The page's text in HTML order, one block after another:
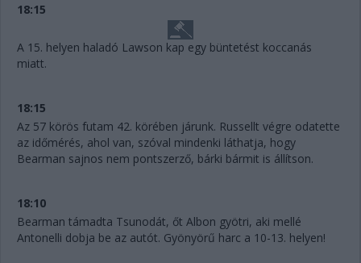
18:15
A 15. helyen haladó Lawson kap egy büntetést koccanás
miatt.
18:15
Az 57 körös futam 42. körében járunk. Russellt végre odatette
az időmérés, ahol van, szóval mindenki láthatja, hogy
Bearman sajnos nem pontszerző, bárki bármit is állítson.
18:10
Bearman támadta Tsunodát, őt Albon gyötri, aki mellé
Antonelli dobja be az autót. Gyönyörű harc a 10-13. helyen!